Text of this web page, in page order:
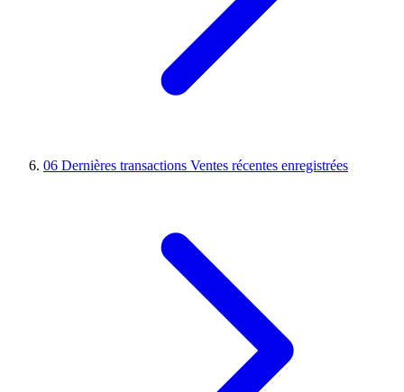
06 Dernières transactions Ventes récentes enregistrées